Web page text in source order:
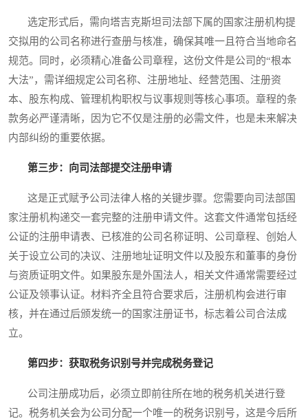
选定形式后，需向塔吉克斯坦司法部下属的国家注册机构提
交拟用的公司名称进行查册与核准，确保其唯一且符合当地命名
规范。同时，必须精心准备公司章程，这份文件是公司的“根本
大法”，需详细规定公司名称、注册地址、经营范围、注册资
本、股东构成、管理机构职权与议事规则等核心事项。章程的条
款务必严谨清晰，因为它不仅是注册的必需文件，也是未来解决
内部纠纷的重要依据。
第三步：向司法部提交注册申请
这是正式赋予公司法律人格的关键步骤。您需要向司法部国
家注册机构递交一套完整的注册申请文件。这套文件通常包括经
公证的注册申请表、已核准的公司名称证明、公司章程、创始人
关于设立公司的决议、注册地址证明文件以及股东和董事的身份
与资质证明文件。如果股东是外国法人，相关文件通常需要经过
公证及领事认证。材料齐全且符合要求后，注册机构会进行审
核，并在通过后颁发统一的国家注册证书，标志着公司合法成
立。
第四步：获取税务识别号并完成税务登记
公司注册成功后，必须立即前往所在地的税务机关进行登
记。税务机关会为公司分配一个唯一的税务识别号，这是今后所